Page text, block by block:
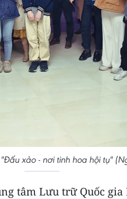
xảo - nơi tinh hoa hội tụ"
tâm Lưu trữ Quốc